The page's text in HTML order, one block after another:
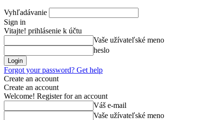
Vyhľadávanie
Sign in
Vitajte! prihlásenie k účtu
Vaše užívateľské meno
heslo
Forgot your password? Get help
Create an account
Create an account
Welcome! Register for an account
Váš e-mail
Vaše užívateľské meno